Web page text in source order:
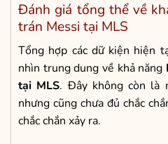
Đánh giá tổng thể về
trán Messi tại MLS
Tổng hợp các dữ kiện hiện
nhìn trung dung về khả năng
tại MLS. Đây không còn là
nhưng cũng chưa đủ chắc
chắc chắn xảy ra.